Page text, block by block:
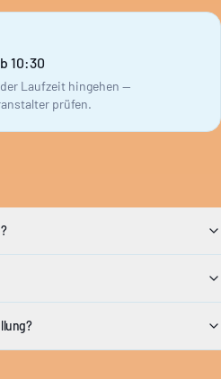
10:30
Laufzeit hingehen —
prüfen.